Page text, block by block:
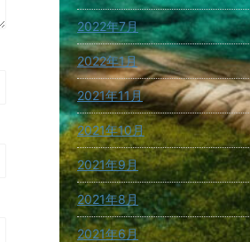
2022年7月
2022年1月
2021年11月
2021年10月
2021年9月
2021年8月
2021年6月